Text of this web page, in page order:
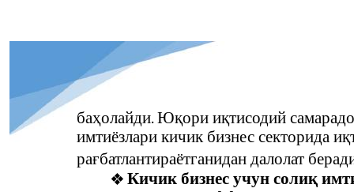
баҳолайди. Юқори иқтисодий
имтиёзлари кичик бизнес секторида
рағбатлантираётганидан далолат
❖ Кичик бизнес учун солиқ